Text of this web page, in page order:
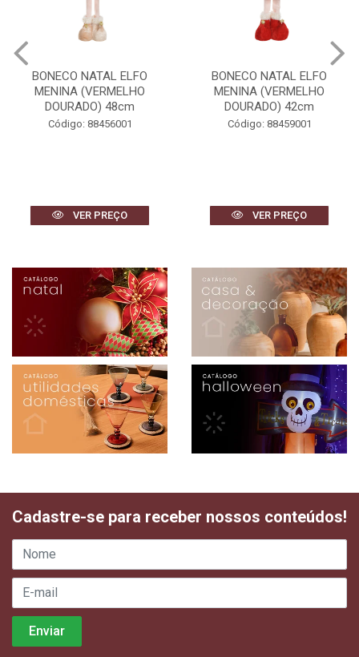
BONECO NATAL ELFO
MENINA (VERMELHO
DOURADO) 48cm
Código: 88456001
VER PREÇO
BONECO NATAL ELFO
MENINA (VERMELHO
DOURADO) 42cm
Código: 88459001
VER PREÇO
Cadastre-se para receber nossos conteúdos!